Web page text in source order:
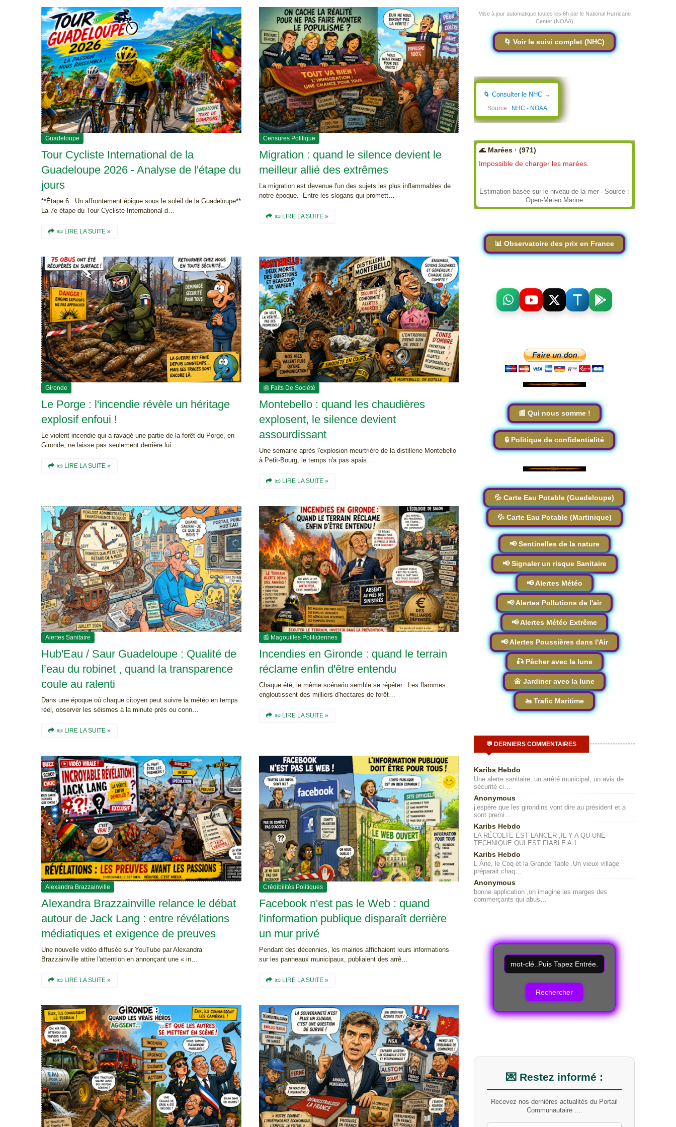
i
n
a
l
e
o
n
Guadeloupe
Tour Cycliste International de la
Guadeloupe 2026 - Analyse de l'étape du
jours
**Étape 6 : Un affrontement épique sous le soleil de la Guadeloupe**
La 7e étape du Tour Cycliste International d…
📜 LIRE LA SUITE »
Censures Politique
Migration : quand le silence devient le
meilleur allié des extrêmes
La migration est devenue l'un des sujets les plus inflammables de
notre époque. Entre les slogans qui promett…
📜 LIRE LA SUITE »
Gironde
Le Porge : l'incendie révèle un héritage
explosif enfoui !
Le violent incendie qui a ravagé une partie de la forêt du Porge, en
Gironde, ne laisse pas seulement derrière lui…
📜 LIRE LA SUITE »
📰 Faits De Société
Montebello : quand les chaudières
explosent, le silence devient
assourdissant
Une semaine après l'explosion meurtrière de la distillerie Montebello
à Petit-Bourg, le temps n'a pas apais…
📜 LIRE LA SUITE »
Alertes Sanitaire
Hub'Eau / Saur Guadeloupe : Qualité de
l’eau du robinet , quand la transparence
coule au ralenti
Dans une époque où chaque citoyen peut suivre la météo en temps
réel, observer les séismes à la minute près ou conn…
📜 LIRE LA SUITE »
📰 Magouilles Politiciennes
Incendies en Gironde : quand le terrain
réclame enfin d'être entendu
Chaque été, le même scénario semble se répéter. Les flammes
engloutissent des milliers d'hectares de forêt…
📜 LIRE LA SUITE »
Alexandra Brazzainville
Alexandra Brazzainville relance le débat
autour de Jack Lang : entre révélations
médiatiques et exigence de preuves
Une nouvelle vidéo diffusée sur YouTube par Alexandra
Brazzainville attire l'attention en annonçant une « in…
📜 LIRE LA SUITE »
Crédibilités Politiques
Facebook n'est pas le Web : quand
l'information publique disparaît derrière
un mur privé
Pendant des décennies, les mairies affichaient leurs informations
sur les panneaux municipaux, publiaient des arrê…
📜 LIRE LA SUITE »
Mise à jour automatique toutes les 6h par le National Hurricane
Center (NOAA)
🌀 Voir le suivi complet (NHC)
🌀 Consulter le NHC →
Source : NHC - NOAA
🌊 Marées · (971)
Impossible de charger les marées.
Estimation basée sur le niveau de la mer · Source :
Open-Meteo Marine
📊 Observatoire des prix en France
📰 Qui nous somme !
🔒 Politique de confidentialité
💦 Carte Eau Potable (Guadeloupe)
💦 Carte Eau Potable (Martinique)
📢 Sentinelles de la nature
📢 Signaler un risque Sanitaire
📢 Alertes Météo
📢 Alertes Pollutions de l'air
📢 Alertes Météo Extrême
📢 Alertes Poussières dans l'Air
🎣 Pêcher avec la lune
🌼 Jardiner avec la lune
🚤 Trafic Maritime
💬 DERNIERS COMMENTAIRES
Karibs Hebdo
Une alerte sanitaire, un arrêté municipal, un avis de
sécurité ci…
Anonymous
j’espère que les girondins vont dire au président et a
sont premi…
Karibs Hebdo
LA RÉCOLTE EST LANCER ,IL Y A QU UNE
TECHNIQUE QUI EST FIABLE A 1…
Karibs Hebdo
L Âne, le Coq et la Grande Table .Un vieux village
préparait chaq…
Anonymous
bonne application ,on imagine les marges des
commerçants qui abus…
R
e
c
m
o
t
-
l
💌 Restez informé :
Recevez nos dernières actualités du Portail
Communautaire ....